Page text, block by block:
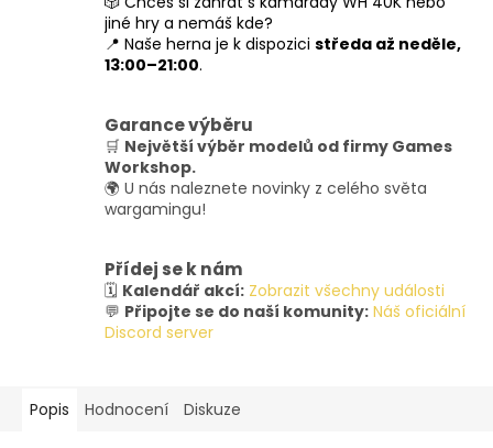
jiné hry a nemáš kde?
📍 Naše herna je k dispozici středa až neděle,
13:00–21:00.
Garance výběru
🛒 Největší výběr modelů od firmy Games
Workshop.
🌍 U nás naleznete novinky z celého světa
wargamingu!
Přídej se k nám
🗓️ Kalendář akcí: Zobrazit všechny události
💬 Připojte se do naší komunity: Náš oficiální
Discord server
Popis Hodnocení Diskuze